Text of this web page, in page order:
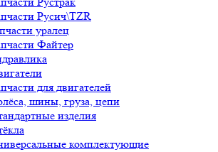
Русич\TZR
уралец
Файтер
для двигателей
шины, груза, цепи
изделия
комплектующие